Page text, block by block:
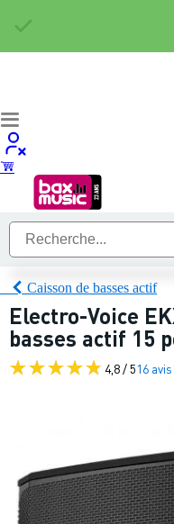
Caisson de basses actif
Electro-Voice
basses actif 15
4,8 / 516 avis